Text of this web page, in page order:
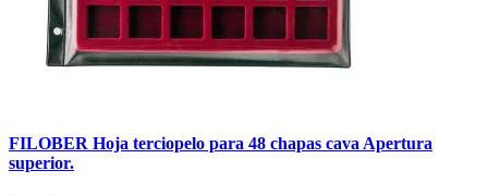
FILOBER Hoja terciopelo para 48 chapas cava Apertura
superior.